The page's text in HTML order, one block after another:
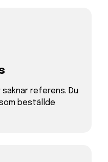
referens. Du
beställde